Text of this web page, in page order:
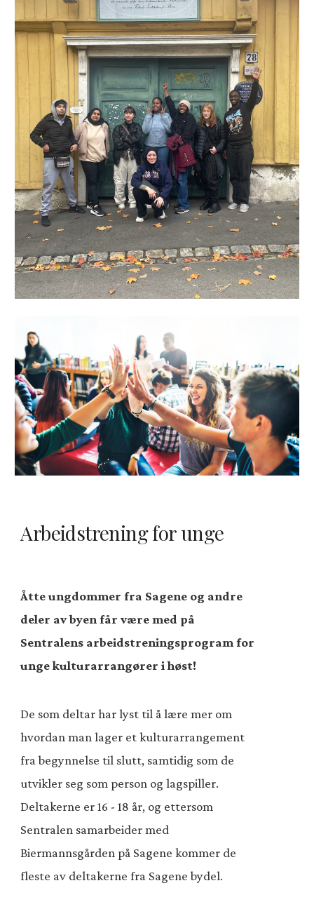
Arbeidstrening for unge
Åtteungdommer fra Sagene og andre
deler avbyen får være med på
Sentralens arbeidstreningsprogram for
unge kulturarrangører i høst!
De som deltarhar lyst til å lære mer om
hvordan man lager et kulturarrangement
fra begynnelse til slutt, samtidig som de
utvikler seg som person og lagspiller.
Deltakerne er16 - 18 år, og ettersom
Sentralen samarbeider med
Biermannsgården på Sagenekommer de
fleste av deltakerne fra Sagene bydel.